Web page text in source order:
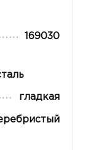
169030
гладкая